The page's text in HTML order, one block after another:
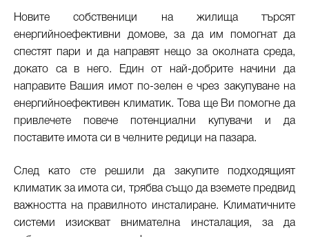
Новите собственици на жилища търсят
енергийноефективни домове, за да им помогнат да
спестят пари и да направят нещо за околната среда,
докато са в него. Един от най-добрите начини да
направите Вашия имот по-зелен е чрез закупуване на
енергийноефективен климатик. Това ще Ви помогне да
привлечете повече потенциални купувачи и да
поставите имота си в челните редици на пазара.
След като сте решили да закупите подходящият
климатик за имота си, трябва също да вземете предвид
важността на правилното инсталиране. Климатичните
системи изискват внимателна инсталация, за да